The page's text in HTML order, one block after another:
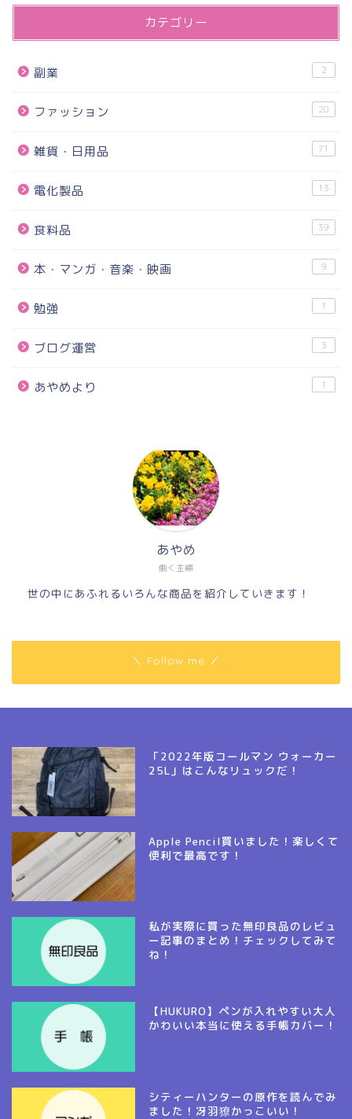
カテゴリー
副業 2
ファッション 20
雑貨・日用品 71
電化製品 13
食料品 39
本・マンガ・音楽・映画 9
勉強 1
ブログ運営 3
あやめより 1
働く主婦
あやめ
世の中にあふれるいろんな商品を紹介していきます！
＼ Follow me ／
「2022年版コールマン ウォーカー
25L」はこんなリュックだ！
Apple Pencil買いました！楽しくて
便利で最高です！
私が実際に買った無印良品のレビュ
ー記事のまとめ！チェックしてみて
ね！
【HUKURO】ペンが入れやすい大人
かわいい本当に使える手帳カバー！
シティーハンターの原作を読んでみ
ました！冴羽獠かっこいい！